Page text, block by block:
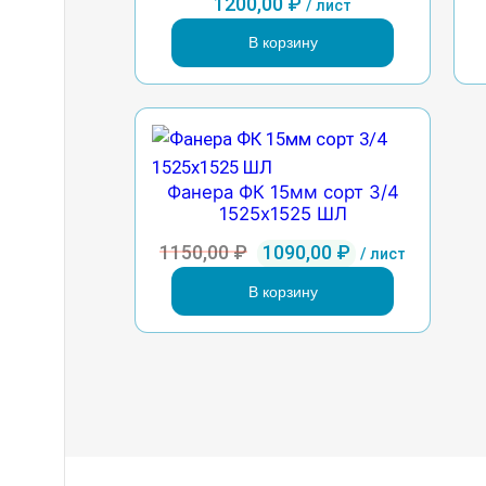
/ лист
В корзину
Фанера ФК 15мм сорт 3/4
1525х1525 ШЛ
1150,00₽
Первоначальная
цена
составляла
1150,00 ₽.
1090,00 ₽
Текущая
цена:
/ лист
В корзину